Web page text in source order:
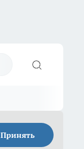
Принять